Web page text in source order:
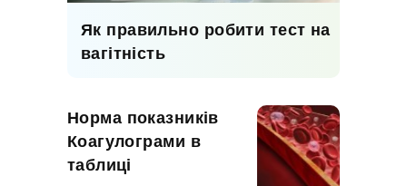
Як правильно робити тест на
вагітність
Норма показників
Коагулограми в
таблиці